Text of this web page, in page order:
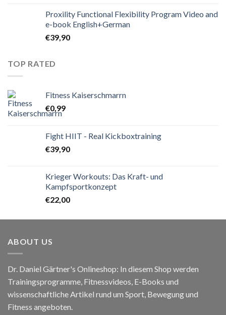
Proxility Functional Flexibility Program Video and
e-book English+German
€39,90
TOP RATED
Fitness Kaiserschmarrn
€0,99
Fight HIIT - Real Kickboxtraining
€39,90
Krieger Workouts: Das Kraft- und
Kampfsportkonzept
€22,00
ABOUT US
Dr. Daniel Gärtner's Onlineshop: In diesem Shop werden
Trainingsprogramme, Fitnessvideos, E-Books und
wissenschaftliche Artikel rund um Sport, Bewegung und
Fitness angeboten.